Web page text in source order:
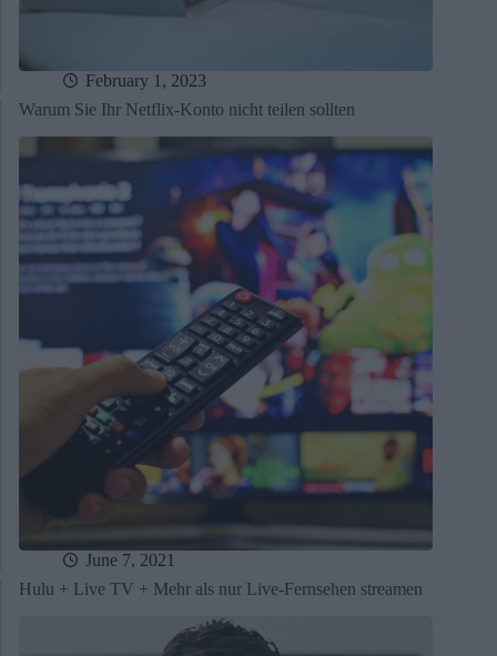
February 1, 2023
Warum Sie Ihr Netflix-Konto nicht teilen sollten
June 7, 2021
Hulu + Live TV + Mehr als nur Live-Fernsehen streamen